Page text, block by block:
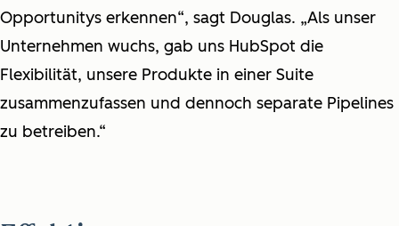
Opportunitys erkennen“, sagt Douglas. „Als unser
Unternehmen wuchs, gab uns HubSpot die
Flexibilität, unsere Produkte in einer Suite
zusammenzufassen und dennoch separate Pipelines
zu betreiben.“